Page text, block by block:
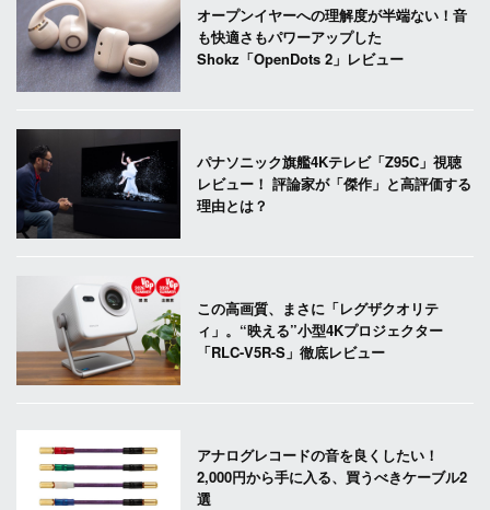
オープンイヤーへの理解度が半端ない！音
も快適さもパワーアップした
Shokz「OpenDots 2」レビュー
パナソニック旗艦4Kテレビ「Z95C」視聴
レビュー！ 評論家が「傑作」と高評価する
理由とは？
この高画質、まさに「レグザクオリテ
ィ」。“映える”小型4Kプロジェクター
「RLC-V5R-S」徹底レビュー
アナログレコードの音を良くしたい！
2,000円から手に入る、買うべきケーブル2
選